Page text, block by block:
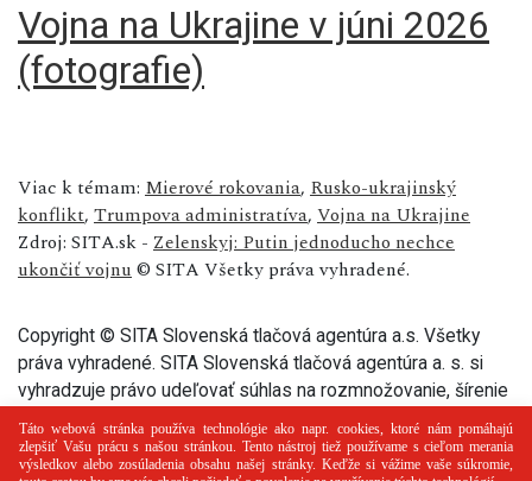
Vojna na Ukrajine v júni 2026
(fotografie)
Viac k témam: Mierové rokovania, Rusko-ukrajinský
konflikt, Trumpova administratíva, Vojna na Ukrajine
Zdroj: SITA.sk - Zelenskyj: Putin jednoducho nechce
ukončiť vojnu © SITA Všetky práva vyhradené.
Copyright © SITA Slovenská tlačová agentúra a.s. Všetky
práva vyhradené. SITA Slovenská tlačová agentúra a. s. si
vyhradzuje právo udeľovať súhlas na rozmnožovanie, šírenie